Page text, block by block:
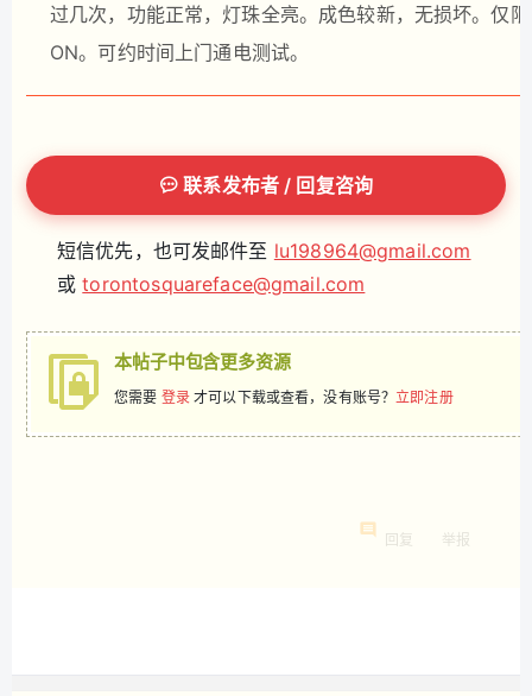
过几次，功能正常，灯珠全亮。成色较新，无损坏。
ON。可约时间上门通电测试。
联系发布者 / 回复咨询
短信优先，也可发邮件至 lu198964@gmail.com
或torontosquareface@gmail.com
本帖子中包含更多资源
您需要 登录才可以下载或查看，没有账号？ 立即注册
回复 举报